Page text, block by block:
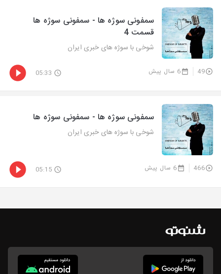
سمفونی سوژه ها - سمفونی سوژه ها
قسمت 4
شوخی با سوژه های خبری ایران
49 6 سال پیش 05:33
سمفونی سوژه ها - سمفونی سوژه ها
شوخی با سوژه های خبری ایران
466 6 سال پیش 05:15